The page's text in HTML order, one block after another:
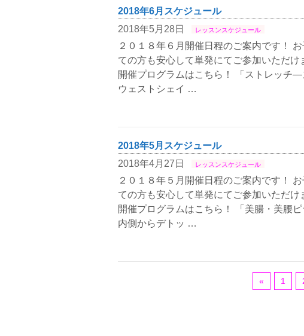
2018年6月スケジュール
2018年5月28日
レッスンスケジュール
２０１８年６月開催日程のご案内です！
ての方も安心して単発にてご参加いただけ
開催プログラムはこちら！ 「ストレッチ―
ウェストシェイ …
2018年5月スケジュール
2018年4月27日
レッスンスケジュール
２０１８年５月開催日程のご案内です！
ての方も安心して単発にてご参加いただけ
開催プログラムはこちら！ 「美腸・美腰
内側からデトッ …
« 1